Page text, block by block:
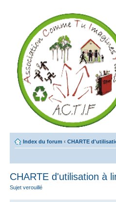
Index du forum ‹ CHARTE
CHARTE d'utilisation à
Sujet verouillé